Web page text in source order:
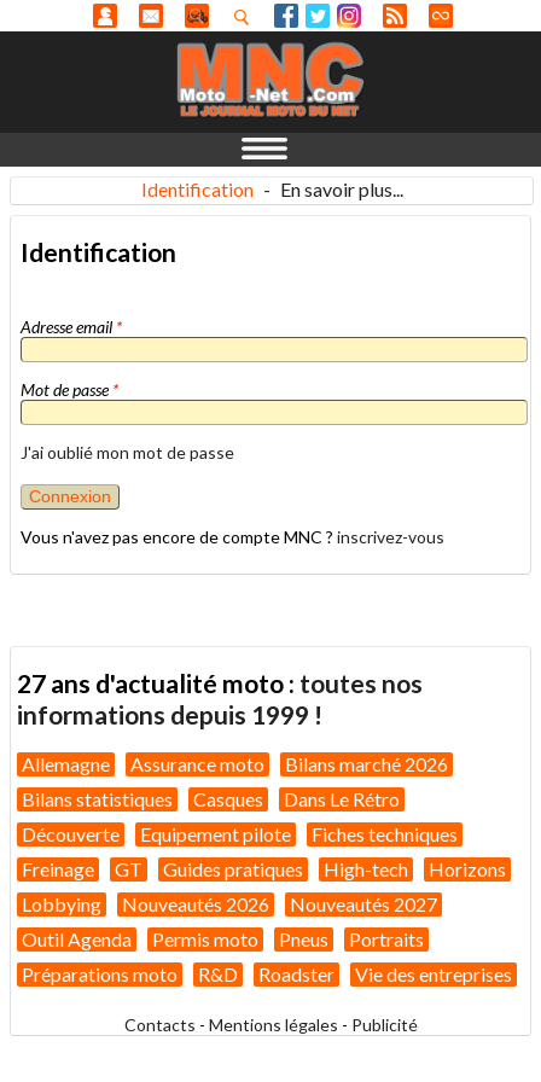
Identification - En savoir plus...
Identification
Adresse email *
Mot de passe*
J'ai oublié mon mot de passe
Vous n'avez pas encore de compte MNC ? inscrivez-vous
27 ans d'actualité moto : toutes nos
informations depuis 1999 !
Allemagne Assurance moto
Bilans marché 2026
Bilans statistiques
Casques
Dans Le Rétro
Découverte
Equipement pilote
Fiches techniques
Freinage
GT Guides pratiques High-tech
Horizons
Lobbying
Nouveautés 2026
Nouveautés 2027
Outil Agenda
Permis moto Pneus
Portraits
Préparations moto
R&D Roadster Vie des entreprises
Contacts - Mentions légales - Publicité